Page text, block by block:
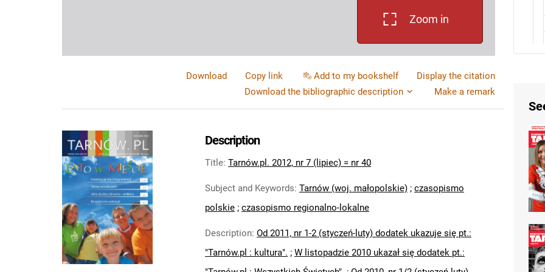
Zoom in
Download Copy link Add to my bookshelf
Display the citation
Download the bibliographic description
Make a remark
Description
Title: Tarnów.pl. 2012, nr 7 (lipiec) = nr 40
Subject and Keywords: Tarnów (woj. małopolskie) ; czasopismo
polskie ; czasopismo regionalno-lokalne
Description: Od 2011, nr 1-2 (styczeń-luty) dodatek ukazuje się pt.:
"Tarnów.pl : kultura". ; W listopadzie 2010 ukazał się dodatek pt.: